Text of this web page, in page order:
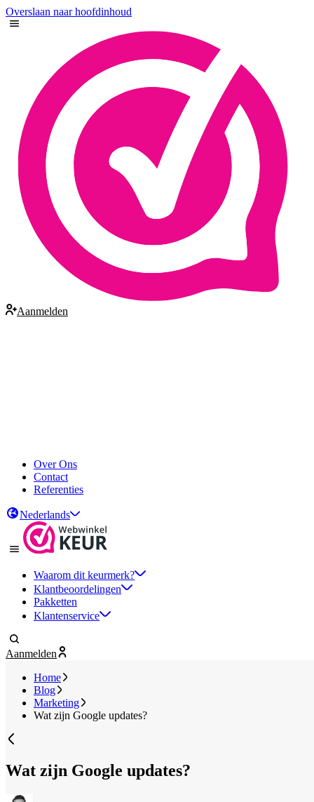
Overslaan naar hoofdinhoud
Aanmelden
Over Ons
Contact
Referenties
Nederlands
Waarom dit keurmerk?
Klantbeoordelingen
Pakketten
Klantenservice
Aanmelden
Home
Blog
Marketing
Wat zijn Google updates?
Wat zijn Google updates?